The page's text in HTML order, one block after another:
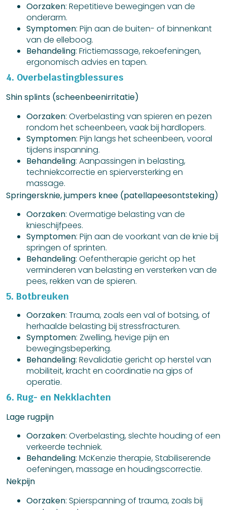
Oorzaken: Repetitieve bewegingen van de
onderarm.
Symptomen: Pijn aan de buiten- of binnenkant
van de elleboog.
Behandeling: Frictiemassage, rekoefeningen,
ergonomisch advies en tapen.
4. Overbelastingblessures
Shin splints (scheenbeenirritatie)
Oorzaken: Overbelasting van spieren en pezen
rondom het scheenbeen, vaak bij hardlopers.
Symptomen: Pijn langs het scheenbeen, vooral
tijdens inspanning.
Behandeling: Aanpassingen in belasting,
techniekcorrectie en spierversterking en
massage.
Springersknie, jumpers knee (patellapeesontsteking)
Oorzaken: Overmatige belasting van de
knieschijfpees.
Symptomen: Pijn aan de voorkant van de knie bij
springen of sprinten.
Behandeling: Oefentherapie gericht op het
verminderen van belasting en versterken van de
pees, rekken van de spieren.
5. Botbreuken
Oorzaken: Trauma, zoals een val of botsing, of
herhaalde belasting bij stressfracturen.
Symptomen: Zwelling, hevige pijn en
bewegingsbeperking.
Behandeling: Revalidatie gericht op herstel van
mobiliteit, kracht en coördinatie na gips of
operatie.
6. Rug- en Nekklachten
Lage rugpijn
Oorzaken: Overbelasting, slechte houding of een
verkeerde techniek.
Behandeling: McKenzie therapie, Stabiliserende
oefeningen, massage en houdingscorrectie.
Nekpijn
Oorzaken: Spierspanning of trauma, zoals bij